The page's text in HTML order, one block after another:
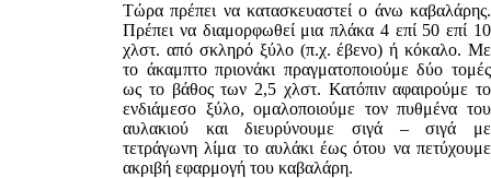
Τώρα πρέπει να κατασκευαστεί ο άνω καβαλάρης.
Πρέπει να διαμορφωθεί μια πλάκα 4 επί 50 επί 10
χλστ. από σκληρό ξύλο (π.χ. έβενο) ή κόκαλο. Με
το άκαμπτο πριονάκι πραγματοποιούμε δύο τομές
ως το βάθος των 2,5 χλστ. Κατόπιν αφαιρούμε το
ενδιάμεσο ξύλο, ομαλοποιούμε τον πυθμένα του
αυλακιού και διευρύνουμε σιγά – σιγά με
τετράγωνη λίμα το αυλάκι έως ότου να πετύχουμε
ακριβή εφαρμογή του καβαλάρη.